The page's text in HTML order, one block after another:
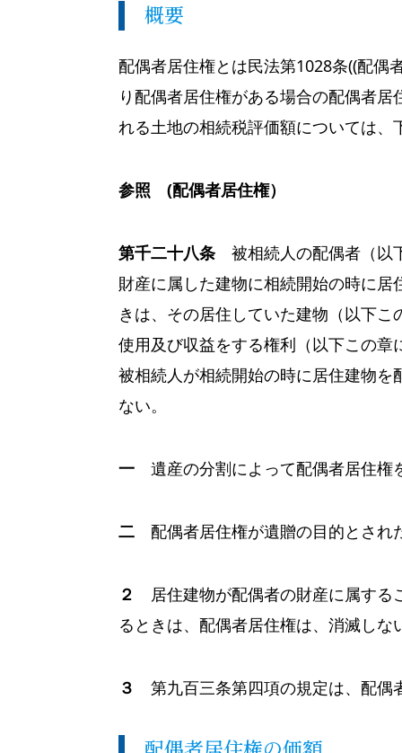
概要
配偶者居住権とは民法第1028条((配
り配偶者居住権がある場合の配偶者
れる土地の相続税評価額については、
参照 (配偶者居住権）
第千二十八条 被相続人の配偶者（以
財産に属した建物に相続開始の時に
きは、その居住していた建物（以下
使用及び収益をする権利（以下この
被相続人が相続開始の時に居住建物
ない。
一 遺産の分割によって配偶者居住権
二 配偶者居住権が遺贈の目的とされ
２
居住建物が配偶者の財産に属する
るときは、配偶者居住権は、消滅しな
３ 第九百三条第四項の規定は、配偶